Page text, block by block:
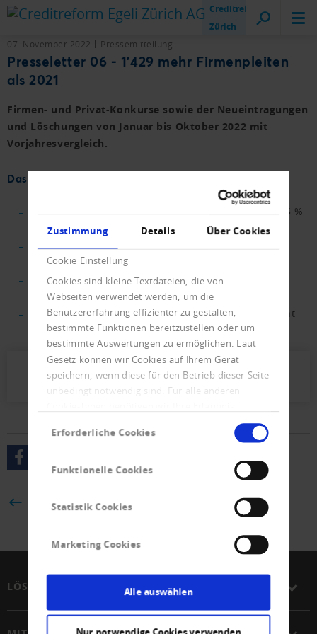
Zustimmung Details Über Cookies
Cookie Einstellung
Cookies sind kleine Textdateien, die von
Webseiten verwendet werden, um die
Benutzererfahrung effizienter zu gestalten,
bestimmte Funktionen bereitzustellen oder um
bestimmte Auswertungen zu ermöglichen. Laut
Gesetz können wir Cookies auf Ihrem Gerät
speichern, wenn diese für den Betrieb dieser Seite
unbedingt notwendig sind. Für alle anderen
Erforderliche Cookies
Funktionelle Cookies
Statistik Cookies
Marketing Cookies
Alle auswählen
Creditreform
Zürich
07. November 2022 Pressemitteilung
Presseletter 06 - 1'429 mehr Firmenpleiten
als 2021
Firmen- und Privat-Konkurse sowie der Neueintragungen
und Löschungen von Januar bis Oktober 2022 mit
Vorjahresvergleich.
Das Wichtigste in Kürze.
Firmeninsolvenzen in den ersten zehn Monaten 35 %
über dem Vorjahr.
Kaum Unterschiede bei den betroffenen Branchen
gegenüber vor der Pandemie.
Auffällige Zunahme der Firmeninsolvenzen in der
Zentralschweiz.
Prognose der Neueintragungen für 2022 wird leicht
nach unten korrigiert.
Presseletter_2022_06.pdf (314 KB)
ZURÜCK
LÖSUNGEN